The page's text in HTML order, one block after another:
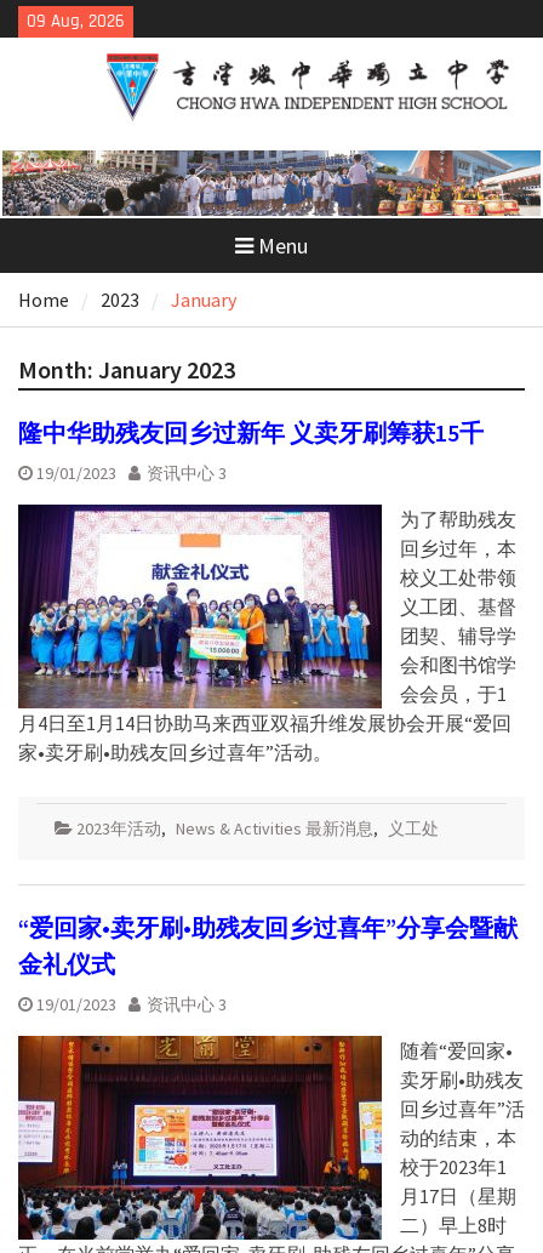
Skip
to
09 Aug, 2026
Menu
Home 2023 January
Month: January 2023
隆中华助残友回乡过新年 义卖牙刷筹获15千
19/01/2023 资讯中心 3
为了帮助残友
回乡过年，本
校义工处带领
义工团、基督
团契、辅导学
会和图书馆学
会会员，于1
月4日至1月14日协助马来西亚双福升维发展协会开展“爱回
家•卖牙刷•助残友回乡过喜年”活动。
2023年活动, News & Activities 最新消息, 义工处
“爱回家•卖牙刷•助残友回乡过喜年”分享会暨献
金礼仪式
19/01/2023 资讯中心 3
随着“爱回家•
卖牙刷•助残友
回乡过喜年”活
动的结束，本
校于2023年1
月17日（星期
二）早上8时